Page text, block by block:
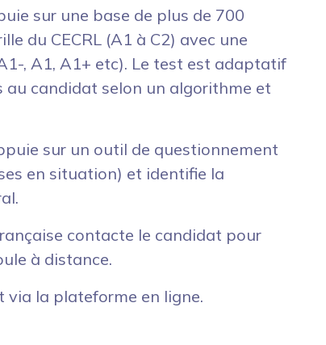
sur une base de plus de 700
du CECRL (A1 à C2) avec une
, A1, A1+ etc). Le test est adaptatif
au candidat selon un algorithme et
sur un outil de questionnement
en situation) et identifie la
contacte le candidat pour
à distance.
via la plateforme en ligne.